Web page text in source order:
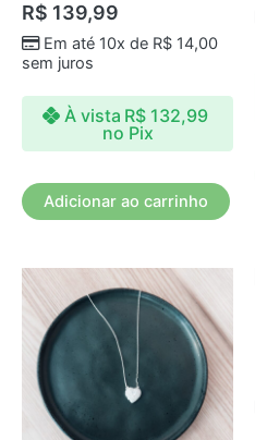
R$ 139,99
Em até 10x de R$14,00
sem juros
À vista R$ 132,99
no Pix
Adicionar ao carrinho